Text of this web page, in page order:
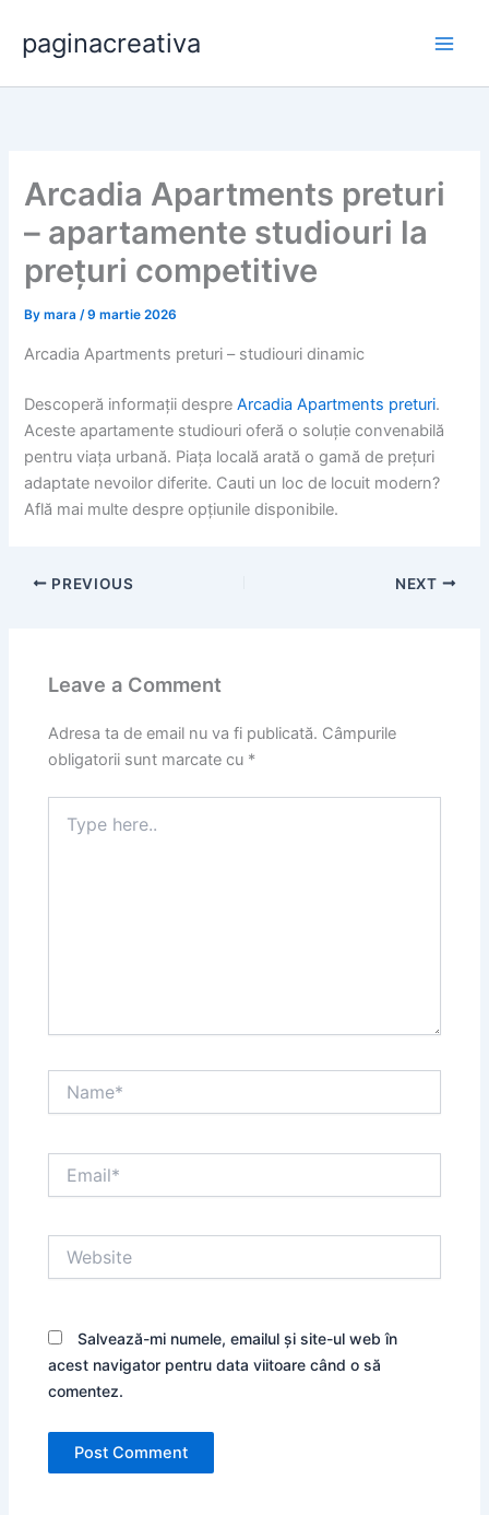
content
paginacreativa
Arcadia Apartments preturi
– apartamente studiouri la
prețuri competitive
Bymara/9 martie 2026
Arcadia Apartments preturi – studiouri dinamic
Descoperă informații despreArcadia Apartments preturi.
Aceste apartamente studiouri oferă o soluție convenabilă
pentru viața urbană. Piața locală arată o gamă de prețuri
adaptate nevoilor diferite. Cauti un loc de locuit modern?
Află mai multe despre opțiunile disponibile.
PREVIOUS NEXT
Leave a Comment
Adresa ta de email nu va fi publicată. Câmpurile
obligatorii sunt marcate cu *
here..
Salvează-mi numele, emailul și site-ul web în
acest navigator pentru data viitoare când o să
comentez.